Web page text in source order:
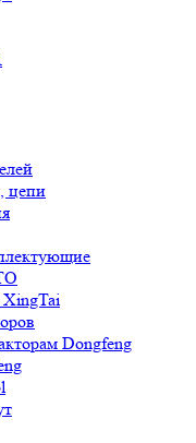
цепи
XingTai
Dongfeng